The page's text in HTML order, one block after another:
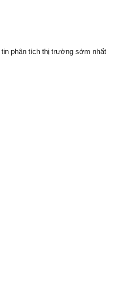
phân tích thị trường sớm nhất